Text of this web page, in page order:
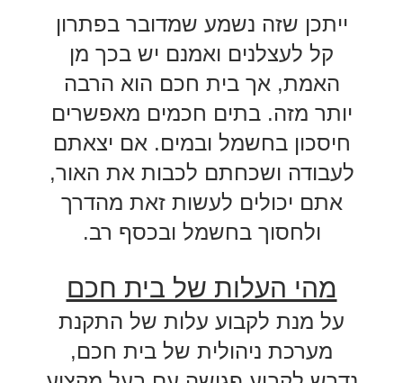
ייתכן שזה נשמע שמדובר בפתרון
קל לעצלנים ואמנם יש בכך מן
האמת, אך בית חכם הוא הרבה
יותר מזה. בתים חכמים מאפשרים
חיסכון בחשמל ובמים. אם יצאתם
לעבודה ושכחתם לכבות את האור,
אתם יכולים לעשות זאת מהדרך
ולחסוך בחשמל ובכסף רב.
מהי העלות של בית חכם
על מנת לקבוע עלות של התקנת
מערכת ניהולית של בית חכם,